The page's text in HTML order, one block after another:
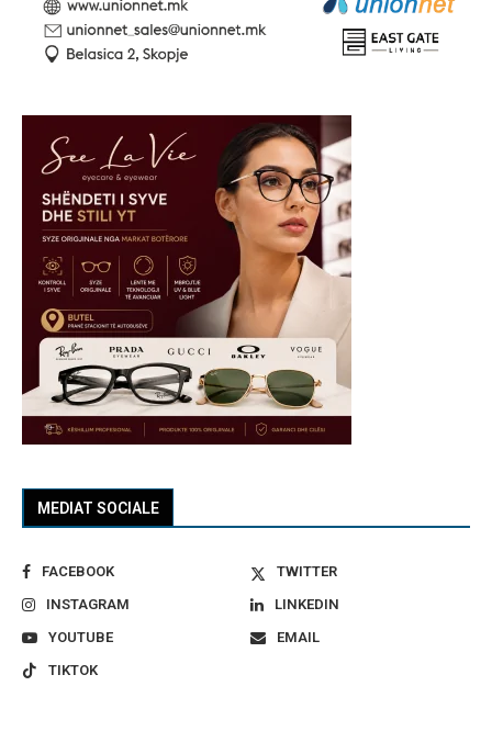
MEDIAT SOCIALE
FACEBOOK
TWITTER
INSTAGRAM
LINKEDIN
YOUTUBE
EMAIL
TIKTOK